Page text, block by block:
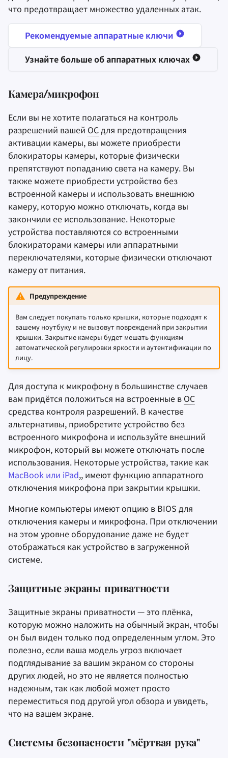
что предотвращает множество удаленных атак.
Рекомендуемые аппаратные ключи
Узнайте больше об аппаратных ключах
Камера/микрофон
Если вы не хотите полагаться на контроль
разрешений вашей ОСдля предотвращения
активации камеры, вы можете приобрести
блокираторы камеры, которые физически
препятствуют попаданию света на камеру. Вы
также можете приобрести устройство без
встроенной камеры и использовать внешнюю
камеру, которую можно отключать, когда вы
закончили ее использование. Некоторые
устройства поставляются со встроенными
блокираторами камеры или аппаратными
переключателями, которые физически отключают
камеру от питания.
Предупреждение
Вам следует покупать только крышки, которые подходят к
вашему ноутбуку и не вызовут повреждений при закрытии
крышки. Закрытие камеры будет мешать функциям
автоматической регулировки яркости и аутентификации по
лицу.
Для доступа к микрофону в большинстве случаев
вам придётся положиться на встроенные в ОС
средства контроля разрешений. В качестве
альтернативы, приобретите устройство без
встроенного микрофона и используйте внешний
микрофон, который вы можете отключать после
использования. Некоторые устройства, такие как
MacBook или iPad,, имеют функцию аппаратного
отключения микрофона при закрытии крышки.
Многие компьютеры имеют опцию в BIOS для
отключения камеры и микрофона. При отключении
на этом уровне оборудование даже не будет
отображаться как устройство в загруженной
системе.
Защитные экраны приватности
Защитные экраны приватности — это плёнка,
которую можно наложить на обычный экран, чтобы
он был виден только под определенным углом. Это
полезно, если ваша модель угроз включает
подглядывание за вашим экраном со стороны
других людей, но это не является полностью
надежным, так как любой может просто
переместиться под другой угол обзора и увидеть,
что на вашем экране.
Системы безопасности "мёртвая рука"